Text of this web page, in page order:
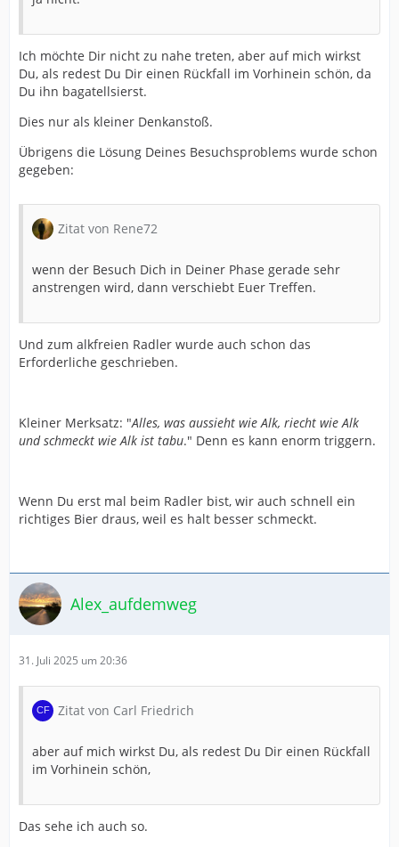
Ich möchte Dir nicht zu nahe treten, aber auf mich wirkst
Du, als redest Du Dir einen Rückfall im Vorhinein schön, da
Du ihn bagatellsierst.
Dies nur als kleiner Denkanstoß.
Übrigens die Lösung Deines Besuchsproblems wurde schon
gegeben:
Zitat von Rene72
wenn der Besuch Dich in Deiner Phase gerade sehr
anstrengen wird, dann verschiebt Euer Treffen.
Und zum alkfreien Radler wurde auch schon das
Erforderliche geschrieben.
Kleiner Merksatz: "Alles, was aussieht wie Alk, riecht wie Alk
und schmeckt wie Alk ist tabu." Denn es kann enorm triggern.
Wenn Du erst mal beim Radler bist, wir auch schnell ein
richtiges Bier draus, weil es halt besser schmeckt.
Alex_aufdemweg
31. Juli 2025 um 20:36
Zitat von Carl Friedrich
aber auf mich wirkst Du, als redest Du Dir einen Rückfall
im Vorhinein schön,
Das sehe ich auch so.